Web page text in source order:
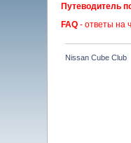
Путеводитель
FAQ - ответы на
Nissan Cube Club